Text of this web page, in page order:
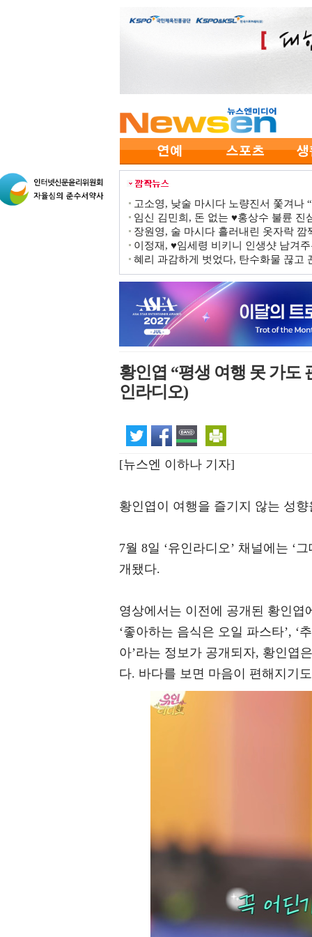
고소영, 낮술 마시다 노량진서 쫓겨나
임신 김민희, 돈 없는 ♥홍상수 불륜
장원영, 술 마시다 흘러내린 옷자락
이정재, ♥임세령 비키니 인생샷 남겨
혜리 과감하게 벗었다, 탄수화물 끊고
황인엽 “평생 여행 못 가도
인라디오)
[뉴스엔 이하나 기자]
황인엽이 여행을 즐기지 않는 성
7월 8일 ‘유인라디오’ 채널에는 ‘
개됐다.
영상에서는 이전에 공개된 황인엽
‘좋아하는 음식은 오일 파스타’, ‘
아’라는 정보가 공개되자, 황인엽
다. 바다를 보면 마음이 편해지기